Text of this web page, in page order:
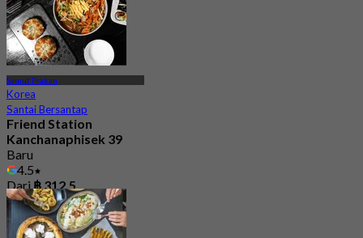
Samut Prakan
Korea
Santai Bersantap
Friend Station
Kanchanaphisek 39
Baru
4.5
Dari฿ 312.5